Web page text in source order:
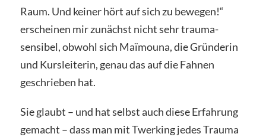
Raum. Und keiner hört auf sich zu bewegen!“
erscheinen mir zunächst nicht sehr trauma-
sensibel, obwohl sich Maïmouna, die Gründerin
und Kursleiterin, genau das auf die Fahnen
geschrieben hat.
Sie glaubt – und hat selbst auch diese Erfahrung
gemacht – dass man mit Twerking jedes Trauma